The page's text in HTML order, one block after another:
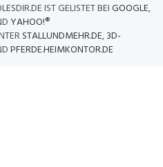
IST GELISTET BEIGOOGLE,
YAHOO!®
STALLUNDMEHR.DE,3D-
PFERDE.HEIMKONTOR.DE